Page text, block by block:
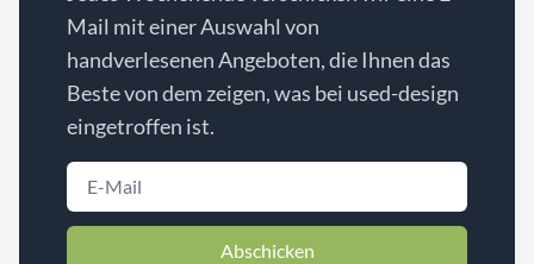
Mail mit einer Auswahl von
handverlesenen Angeboten, die Ihnen das
Beste von dem zeigen, was bei used-design
eingetroffen ist.
Abschicken